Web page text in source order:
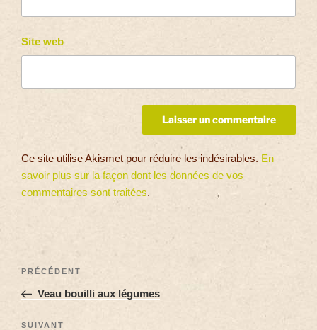
Site web
Ce site utilise Akismet pour réduire les indésirables. En
savoir plus sur la façon dont les données de vos
commentaires sont traitées.
PRÉCÉDENT
Veau bouilli aux légumes
SUIVANT